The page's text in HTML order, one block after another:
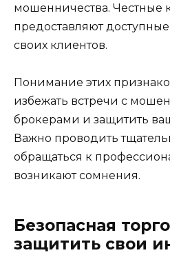
мошенничества. Честные
предоставляют
своих клиентов.
Понимание этих
избежать встречи с
брокерами и защитить
Важно проводить
обращаться к
возникают сомнения.
Безопасная
защитить свои